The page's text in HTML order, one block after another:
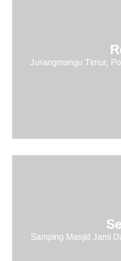
Jurangmangu Timur,
Samping Masjid Jami